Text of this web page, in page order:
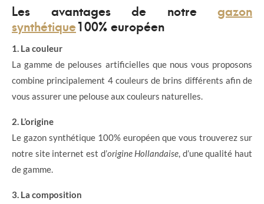
Les avantages de notre gazon
synthétique100% européen
1. La couleur
La gamme de pelouses artificielles que nous vous proposons
combine principalement 4 couleurs de brins différents afin de
vous assurer une pelouse aux couleurs naturelles.
2. L’origine
Le gazon synthétique 100% européen que vous trouverez sur
notre site internet est d’origine Hollandaise , d’une qualité haut
de gamme.
3. La composition